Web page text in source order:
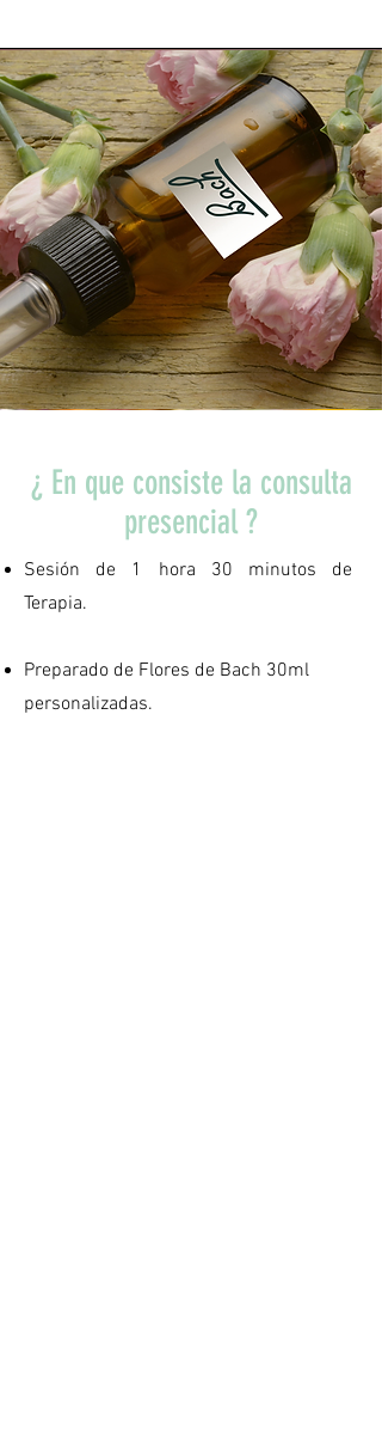
¿ En que consiste la consulta
presencial ?
Sesión de 1 hora 30 minutos de
Terapia.​
Preparado de Flores de Bach 30ml
personalizadas.